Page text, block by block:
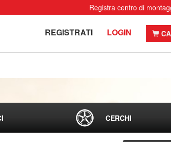
Registra centro di
REGISTRATI LOGIN
CERCHI